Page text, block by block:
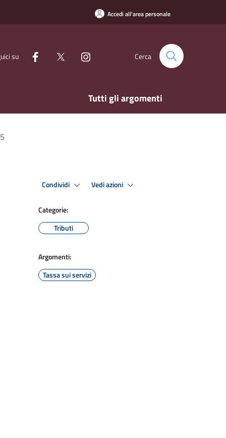
Accedi all'area personale
su Cerca
Tutti gli argomenti
Condividi Vedi azioni
Categorie:
Tributi
Argomenti:
Tassa sui servizi